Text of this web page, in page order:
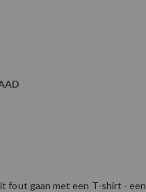
fout gaan met een T-shirt - een